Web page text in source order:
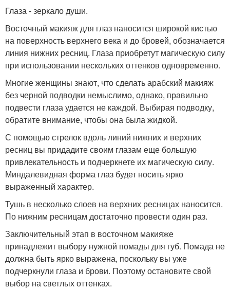
Глаза - зеркало души.
Восточный макияж для глаз наносится широкой кистью
на поверхность верхнего века и до бровей, обозначается
линия нижних ресниц. Глаза приобретут магическую силу
при использовании нескольких оттенков одновременно.
Многие женщины знают, что сделать арабский макияж
без черной подводки немыслимо, однако, правильно
подвести глаза удается не каждой. Выбирая подводку,
обратите внимание, чтобы она была жидкой.
С помощью стрелок вдоль линий нижних и верхних
ресниц вы придадите своим глазам еще большую
привлекательность и подчеркнете их магическую силу.
Миндалевидная форма глаз будет носить ярко
выраженный характер.
Тушь в несколько слоев на верхних ресницах наносится.
По нижним ресницам достаточно провести один раз.
Заключительный этап в восточном макияже
принадлежит выбору нужной помады для губ. Помада не
должна быть ярко выражена, поскольку вы уже
подчеркнули глаза и брови. Поэтому остановите свой
выбор на светлых оттенках.